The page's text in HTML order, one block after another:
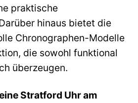
praktische
hinaus bietet die
Chronographen-Modelle
die sowohl funktional
überzeugen.
Stratford Uhr am